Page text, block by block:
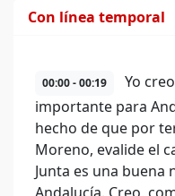
Con línea temporal
00:00 - 00:19
Yo
importante para
hecho de que por
Moreno, evalide el
Junta es una buena